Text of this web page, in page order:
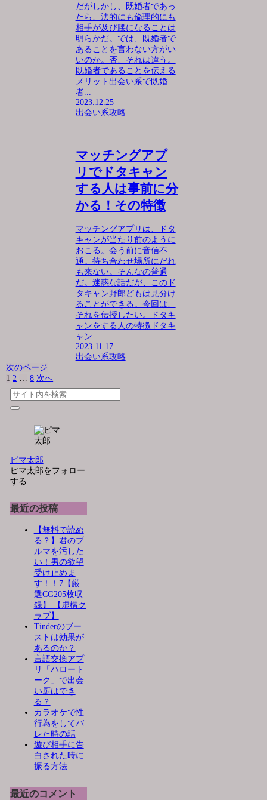
だがしかし、既婚者であっ
たら、法的にも倫理的にも
相手が及び腰になることは
明らかだ。では、既婚者で
あることを言わない方がい
いのか。否、それは違う。
既婚者であることを伝える
メリット出会い系で既婚
者...
2023.12.25
出会い系攻略
マッチングアプ
リでドタキャン
する人は事前に分
かる！その特徴
マッチングアプリは、ドタ
キャンが当たり前のように
おこる。会う前に音信不
通。待ち合わせ場所にだれ
も来ない。そんなの普通
だ。迷惑な話だが、このド
タキャン野郎どもは見分け
ることができる。今回は、
それを伝授したい。ドタキ
ャンをする人の特徴ドタキ
ャン...
2023.11.17
出会い系攻略
次のページ
1 2 … 8 次へ
ピマ太郎
ピマ太郎をフォロー
する
最近の投稿
【無料で読め
る？】君のブ
ルマを汚した
い！男の欲望
受け止めま
す！！7【厳
選CG205枚収
録】 【虚構ク
ラブ】
Tinderのブー
ストは効果が
あるのか？
言語交換アプ
リ「ハロート
ーク」で出会
い厨はでき
る？
カラオケで性
行為をしてバ
レた時の話
遊び相手に告
白された時に
振る方法
最近のコメント